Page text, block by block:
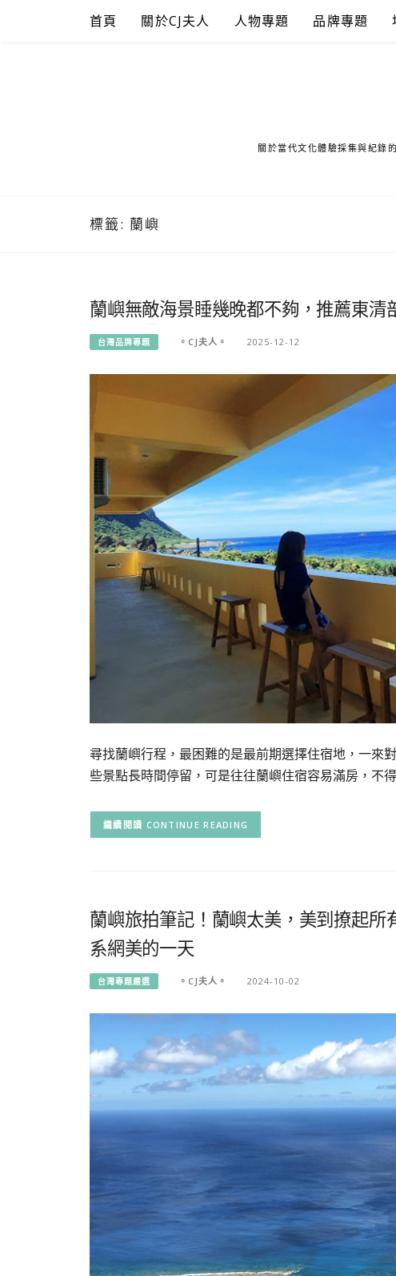
首頁 關於CJ夫人 人物專題 品牌專題
關於當代文化體驗採集與紀錄
標籤: 蘭嶼
蘭嶼無敵海景睡幾晚都不夠，推薦東清
台灣品牌專題 。CJ夫人。 2025-12-12
尋找蘭嶼行程，最困難的是最前期選擇住宿地，一來
些景點長時間停留，可是往往蘭嶼住宿容易滿房，不
CONTINUE READING
蘭嶼旅拍筆記！蘭嶼太美，美到撩起
系網美的一天
台灣專題嚴選 。CJ夫人。 2024-10-02